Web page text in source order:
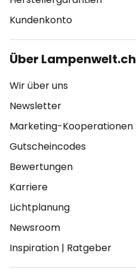
Kundenkonto
Über Lampenwelt.ch
Wir über uns
Newsletter
Marketing-Kooperationen
Gutscheincodes
Bewertungen
Karriere
Lichtplanung
Newsroom
Inspiration | Ratgeber